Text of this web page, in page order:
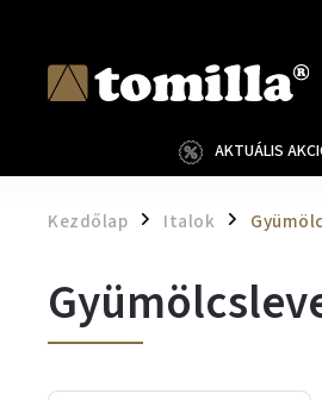
AKTUÁLIS
Kezdőlap / Italok /